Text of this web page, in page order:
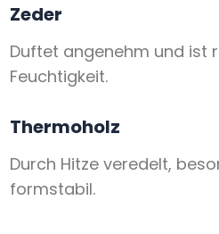
Zeder
Duftet angenehm und ist
Feuchtigkeit.
Thermoholz
Durch Hitze veredelt,
formstabil.